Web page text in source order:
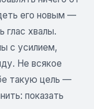
его новым —
глас хвалы.
с усилием,
Не всякое
такую цель —
показать